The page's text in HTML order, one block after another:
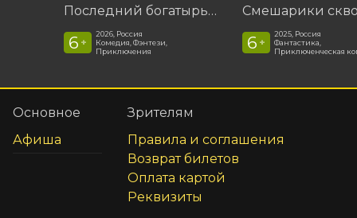
Последний богатырь. Колобок
6 +
2026, Россия
Комедия, Фэнтези,
Приключения
6 +
2025, Россия
Фантастика,
Приключенческая
Основное
Афиша
Зрителям
Правила и соглашения
Возврат билетов
Оплата картой
Реквизиты